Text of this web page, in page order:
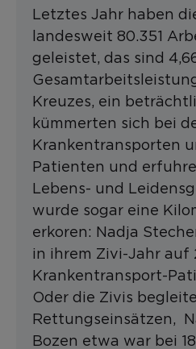
Letztes Jahr haben
landesweit 80.351
geleistet, das sind
Kreuzes, ein
kümmerten sich bei
Krankentransporten
Patienten und
Lebens- und
wurde sogar eine
erkoren: Nadja
in ihrem Zivi-Jahr auf
Krankentransport-
Oder die Zivis
Rettungseinsätzen,
Bozen etwa war bei